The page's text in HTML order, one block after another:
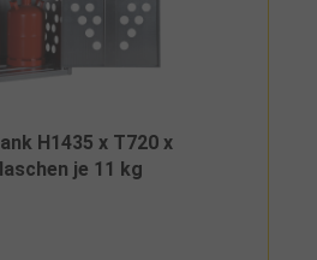
H1435 x T720 x
je 11 kg